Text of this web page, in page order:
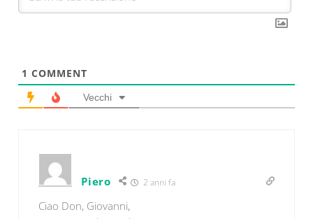
1 COMMENT
Vecchi
Piero 2 anni fa
Ciao Don, Giovanni,